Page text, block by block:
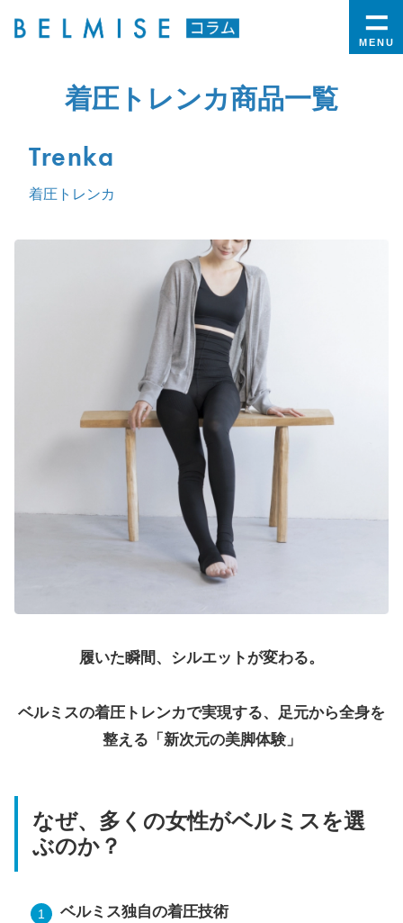
MENU
着圧トレンカ商品一覧
Trenka
着圧トレンカ
履いた瞬間、シルエットが変わる。
ベルミスの着圧トレンカで実現する、足元から全身を
整える「新次元の美脚体験」
なぜ、多くの女性がベルミスを選
ぶのか？
ベルミス独自の着圧技術